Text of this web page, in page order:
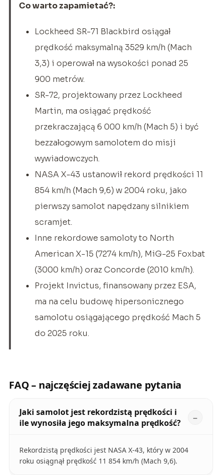
Co warto zapamietać?:
Lockheed SR-71 Blackbird osiągał
prędkość maksymalną 3529 km/h (Mach
3,3) i operował na wysokości ponad 25
900 metrów.
SR-72, projektowany przez Lockheed
Martin, ma osiągać prędkość
przekraczającą 6 000 km/h (Mach 5) i być
bezzałogowym samolotem do misji
wywiadowczych.
NASA X-43 ustanowił rekord prędkości 11
854 km/h (Mach 9,6) w 2004 roku, jako
pierwszy samolot napędzany silnikiem
scramjet.
Inne rekordowe samoloty to North
American X-15 (7274 km/h), MiG-25 Foxbat
(3000 km/h) oraz Concorde (2010 km/h).
Projekt Invictus, finansowany przez ESA,
ma na celu budowę hipersonicznego
samolotu osiągającego prędkość Mach 5
do 2025 roku.
FAQ – najczęściej zadawane pytania
Jaki samolot jest rekordzistą prędkości i
ile wynosiła jego maksymalna prędkość?
Rekordzistą prędkości jest NASA X-43, który w 2004
roku osiągnął prędkość 11 854 km/h (Mach 9,6).